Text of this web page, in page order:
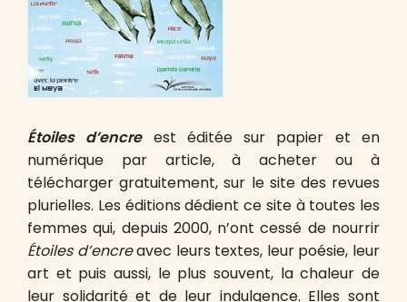
Étoiles d’encreest éditée sur papier et en
numérique par article, à acheter ou à
télécharger gratuitement, sur le site des revues
plurielles. Les éditions dédient ce site à toutes les
femmes qui, depuis 2000, n’ont cessé de nourrir
Étoiles d’encreavec leurs textes, leur poésie, leur
art et puis aussi, le plus souvent, la chaleur de
leur solidarité et de leur indulgence. Elles sont